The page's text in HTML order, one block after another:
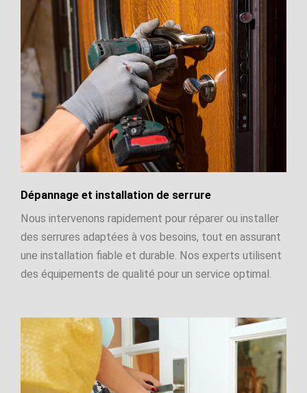
Dépannage et installation de serrure
Nous intervenons rapidement pour réparer ou installer
des serrures adaptées à vos besoins, tout en assurant
une installation fiable et durable. Nos experts utilisent
des équipements de qualité pour un service optimal.